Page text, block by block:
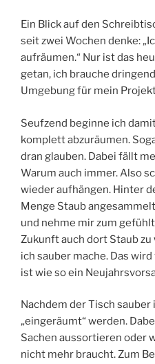
Ein Blick auf den
seit zwei Wochen denke:
aufräumen.“ Nur ist das
getan, ich brauche
Umgebung für mein
Seufzend beginne ich
komplett abzuräumen.
dran glauben. Dabei fällt
Warum auch immer. Also
wieder aufhängen. Hinter
Menge Staub
und nehme mir zum
Zukunft auch dort Staub zu
ich sauber mache. Das
ist wie so ein
Nachdem der Tisch
„eingeräumt“ werden.
Sachen aussortieren oder
nicht mehr braucht. Zum